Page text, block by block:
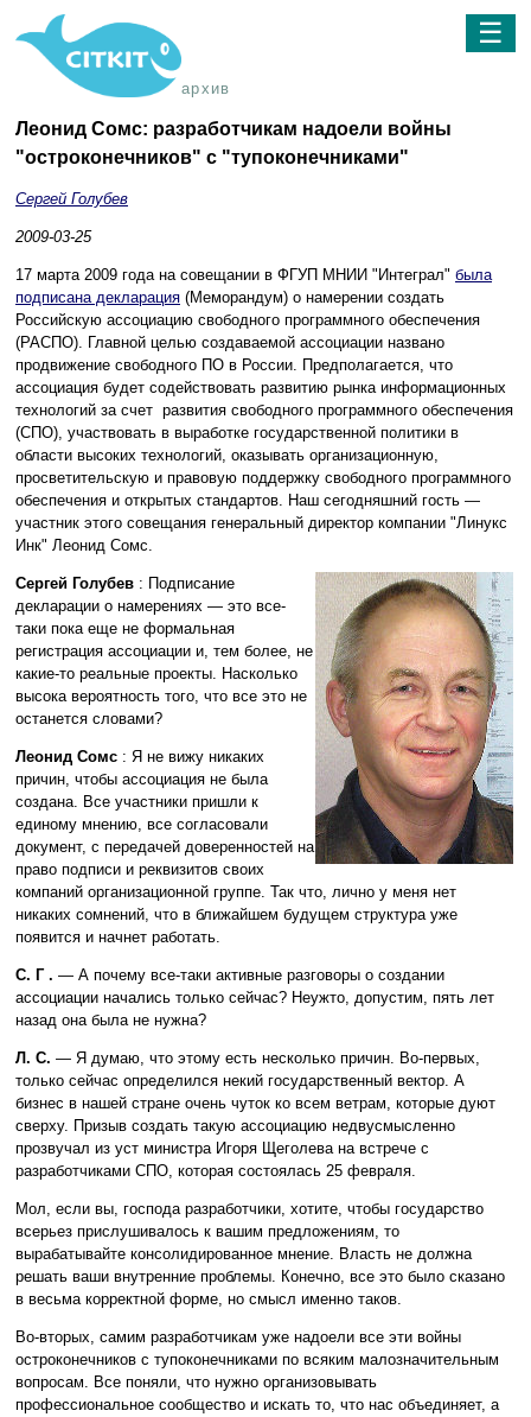
архив
☰
Леонид Сомс: разработчикам надоели войны
"остроконечников" с "тупоконечниками"
Сергей Голубев
2009-03-25
17 марта 2009 года на совещании в ФГУП МНИИ "Интеграл" была
подписана декларация (Меморандум) о намерении создать
Российскую ассоциацию свободного программного обеспечения
(РАСПО). Главной целью создаваемой ассоциации названо
продвижение свободного ПО в России. Предполагается, что
ассоциация будет содействовать развитию рынка информационных
технологий за счет развития свободного программного обеспечения
(СПО), участвовать в выработке государственной политики в
области высоких технологий, оказывать организационную,
просветительскую и правовую поддержку свободного программного
обеспечения и открытых стандартов. Наш сегодняшний гость —
участник этого совещания генеральный директор компании "Линукс
Инк" Леонид Сомс.
Сергей Голубев : Подписание
декларации о намерениях — это все-
таки пока еще не формальная
регистрация ассоциации и, тем более, не
какие-то реальные проекты. Насколько
высока вероятность того, что все это не
останется словами?
Леонид Сомс : Я не вижу никаких
причин, чтобы ассоциация не была
создана. Все участники пришли к
единому мнению, все согласовали
документ, с передачей доверенностей на
право подписи и реквизитов своих
компаний организационной группе. Так что, лично у меня нет
никаких сомнений, что в ближайшем будущем структура уже
появится и начнет работать.
С. Г . — А почему все-таки активные разговоры о создании
ассоциации начались только сейчас? Неужто, допустим, пять лет
назад она была не нужна?
Л. С. — Я думаю, что этому есть несколько причин. Во-первых,
только сейчас определился некий государственный вектор. А
бизнес в нашей стране очень чуток ко всем ветрам, которые дуют
сверху. Призыв создать такую ассоциацию недвусмысленно
прозвучал из уст министра Игоря Щеголева на встрече с
разработчиками СПО, которая состоялась 25 февраля.
Мол, если вы, господа разработчики, хотите, чтобы государство
всерьез прислушивалось к вашим предложениям, то
вырабатывайте консолидированное мнение. Власть не должна
решать ваши внутренние проблемы. Конечно, все это было сказано
в весьма корректной форме, но смысл именно таков.
Во-вторых, самим разработчикам уже надоели все эти войны
остроконечников с тупоконечниками по всяким малозначительным
вопросам. Все поняли, что нужно организовывать
профессиональное сообщество и искать то, что нас объединяет, а